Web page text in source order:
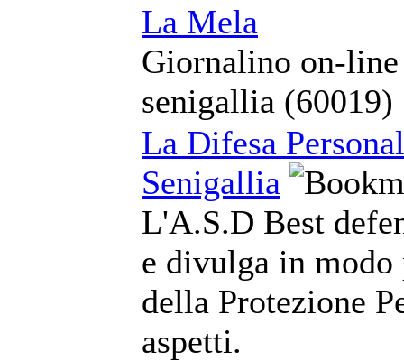
La Mela
Giornalino on-
senigallia (60019)
La Difesa
Senigallia
L'A.S.D Best
e divulga in
della Protezione
aspetti.